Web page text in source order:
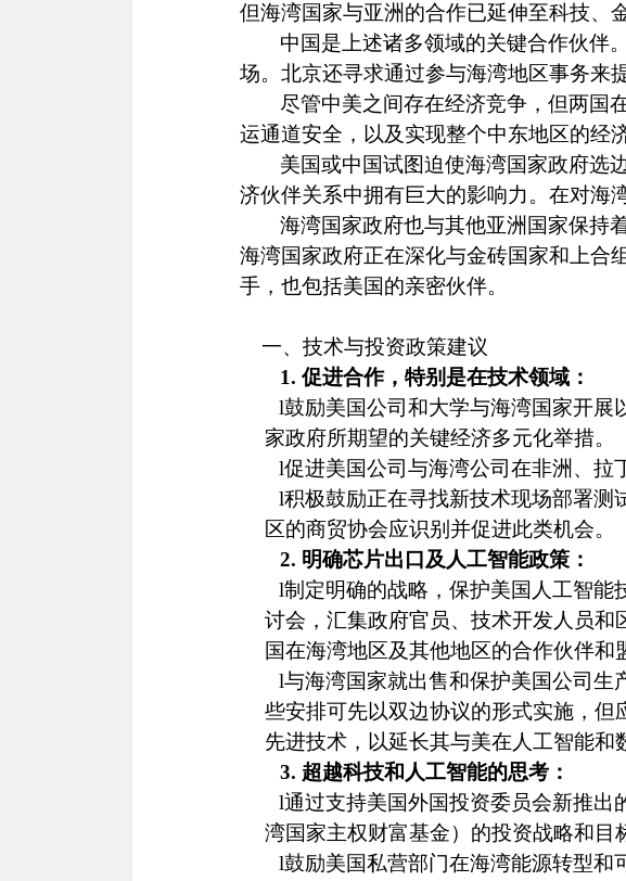
但海湾国家与亚洲的合作已延伸至科技、
中国是上述诸多领域的关键合作伙伴
场。北京还寻求通过参与海湾地区事务来
尽管中美之间存在经济竞争，但两国
运通道安全，以及实现整个中东地区的经
美国或中国试图迫使海湾国家政府选
济伙伴关系中拥有巨大的影响力。在对海
海湾国家政府也与其他亚洲国家保持
海湾国家政府正在深化与金砖国家和上合
手，也包括美国的亲密伙伴。
一、技术与投资政策建议
1. 促进合作，特别是在技术领域：
l鼓励美国公司和大学与海湾国家开展
家政府所期望的关键经济多元化举措。
l促进美国公司与海湾公司在非洲、拉
l积极鼓励正在寻找新技术现场部署测
区的商贸协会应识别并促进此类机会。
2. 明确芯片出口及人工智能政策：
l制定明确的战略，保护美国人工智能
讨会，汇集政府官员、技术开发人员
国在海湾地区及其他地区的合作伙伴和
l与海湾国家就出售和保护美国公司生
些安排可先以双边协议的形式实施，
先进技术，以延长其与美在人工智能和
3. 超越科技和人工智能的思考：
l通过支持美国外国投资委员会新推出
湾国家主权财富基金）的投资战略和目
l鼓励美国私营部门在海湾能源转型和